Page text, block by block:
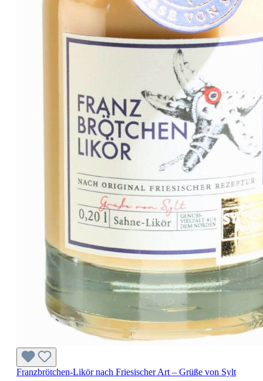
Franzbrötchen-Likör nach Friesischer Art – Grüße von Sylt